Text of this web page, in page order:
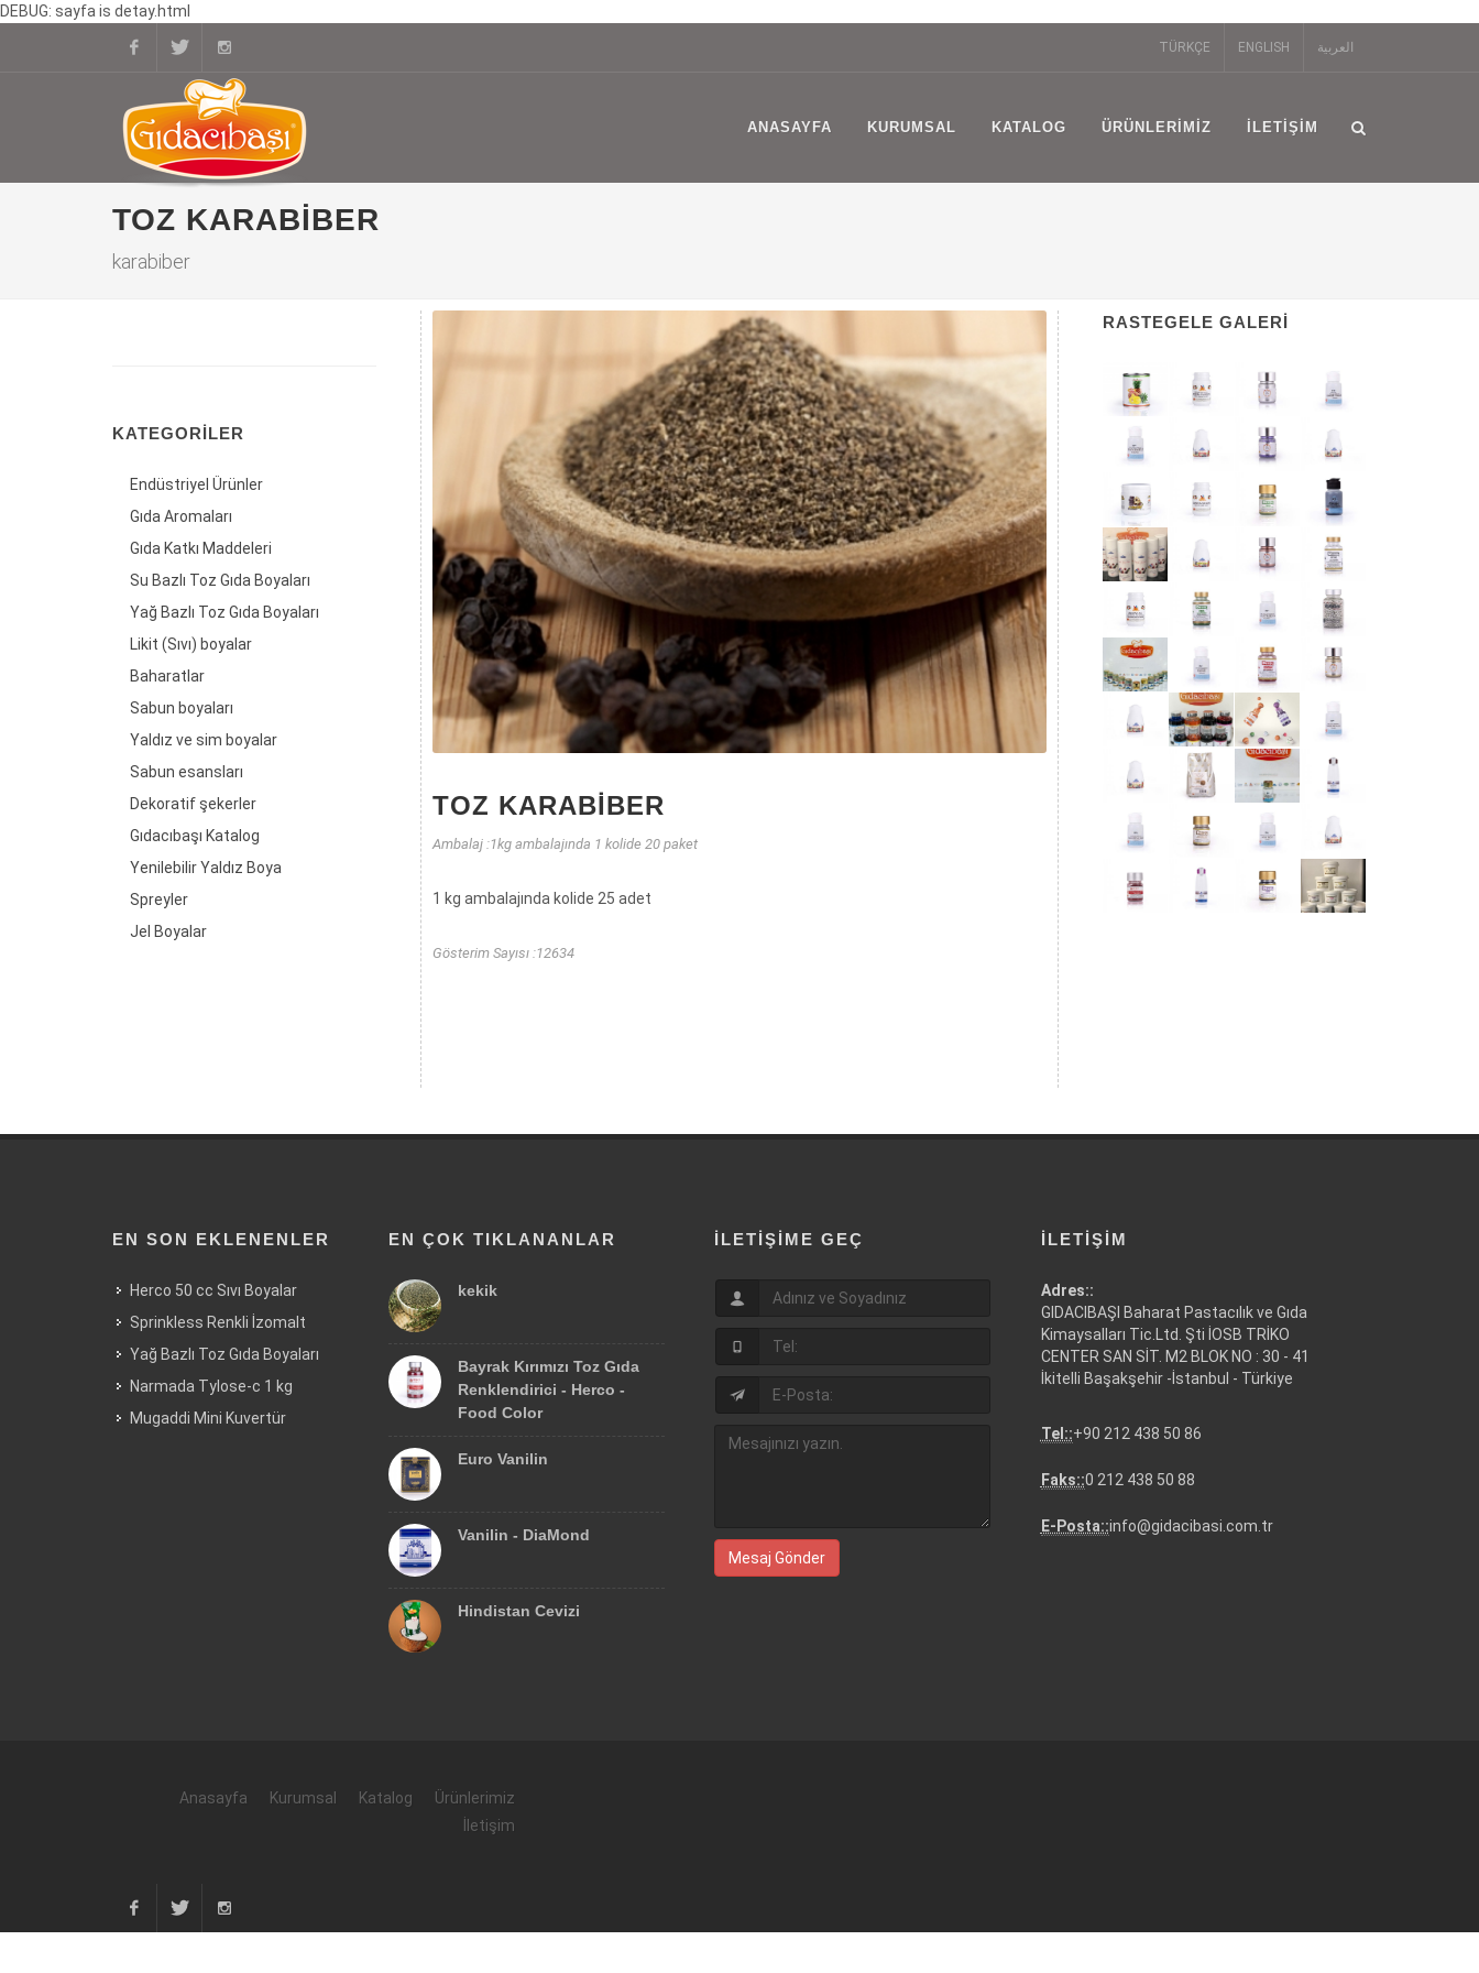
DEBUG: sayfa is detay.html
TwitterInstagram
TÜRKÇE ENGLISH العربية
ANASAYFA KURUMSAL KATALOG ÜRÜNLERIMIZ İLETIŞIM
TOZ KARABIBER
karabiber
KATEGORILER
Endüstriyel Ürünler
Gıda Aromaları
Gıda Katkı Maddeleri
Su Bazlı Toz Gıda Boyaları
Yağ Bazlı Toz Gıda Boyaları
Likit (Sıvı) boyalar
Baharatlar
Sabun boyaları
Yaldız ve sim boyalar
Sabun esansları
Dekoratif şekerler
Gıdacıbaşı Katalog
Yenilebilir Yaldız Boya
Spreyler
Jel Boyalar
TOZ KARABIBER
Ambalaj :1kg ambalajında 1 kolide 20 paket
1 kg ambalajında kolide 25 adet
Gösterim Sayısı :12634
RASTEGELE GALERI
EN SON EKLENENLER
Herco 50 cc Sıvı Boyalar
Sprinkless Renkli İzomalt
Yağ Bazlı Toz Gıda Boyaları
Narmada Tylose-c 1 kg
Mugaddi Mini Kuvertür
EN ÇOK TIKLANANLAR
kekik
Bayrak Kırımızı Toz Gıda
Renklendirici - Herco -
Food Color
Euro Vanilin
Vanilin - DiaMond
Hindistan Cevizi
İLETIŞIME GEÇ
Mesaj Gönder
İLETIŞIM
Adres::
GIDACIBAŞI Baharat Pastacılık ve Gıda
Kimaysalları Tic.Ltd. Şti İOSB TRİKO
CENTER SAN SİT. M2 BLOK NO : 30 - 41
İkitelli Başakşehir -İstanbul - Türkiye
Tel::+90 212 438 50 86
Faks::0 212 438 50 88
E-Posta::info@gidacibasi.com.tr
Anasayfa Kurumsal Katalog
Ürünlerimiz
İletişim